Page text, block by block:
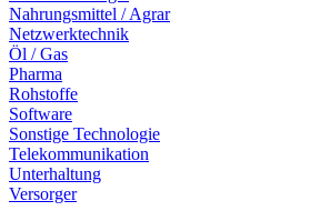
Nahrungsmittel / Agrar
Netzwerktechnik
Öl / Gas
Pharma
Rohstoffe
Software
Sonstige Technologie
Telekommunikation
Unterhaltung
Versorger